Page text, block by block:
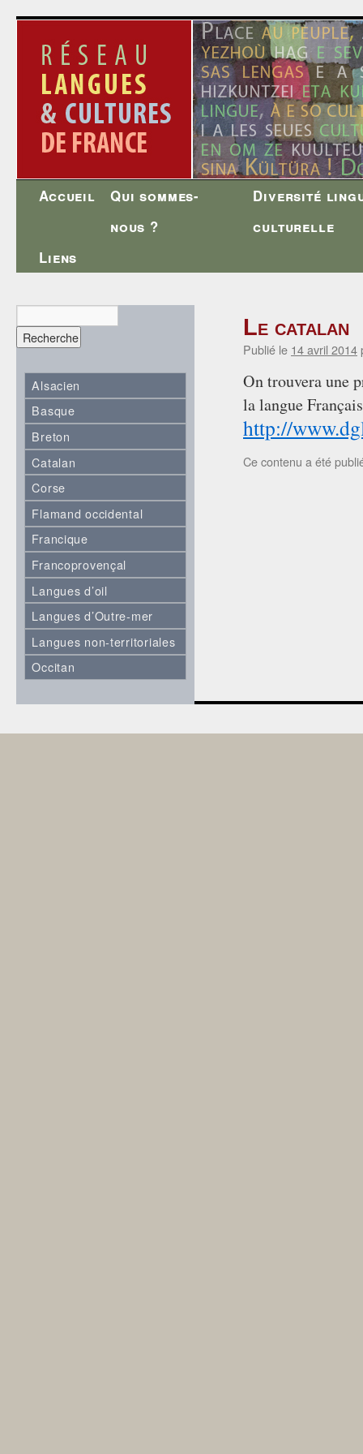
Aller
contenu
Accueil
Qui sommes-
nous ?
Diversité
culturelle
Liens
Le catalan
Publié le 14 avril 2014
On trouvera une
la langue
http://
Ce contenu a été
Alsacien
Basque
Breton
Catalan
Corse
Flamand occidental
Francique
Francoprovençal
Langues d’oil
Langues d’Outre-mer
Langues non-territoriales
Occitan